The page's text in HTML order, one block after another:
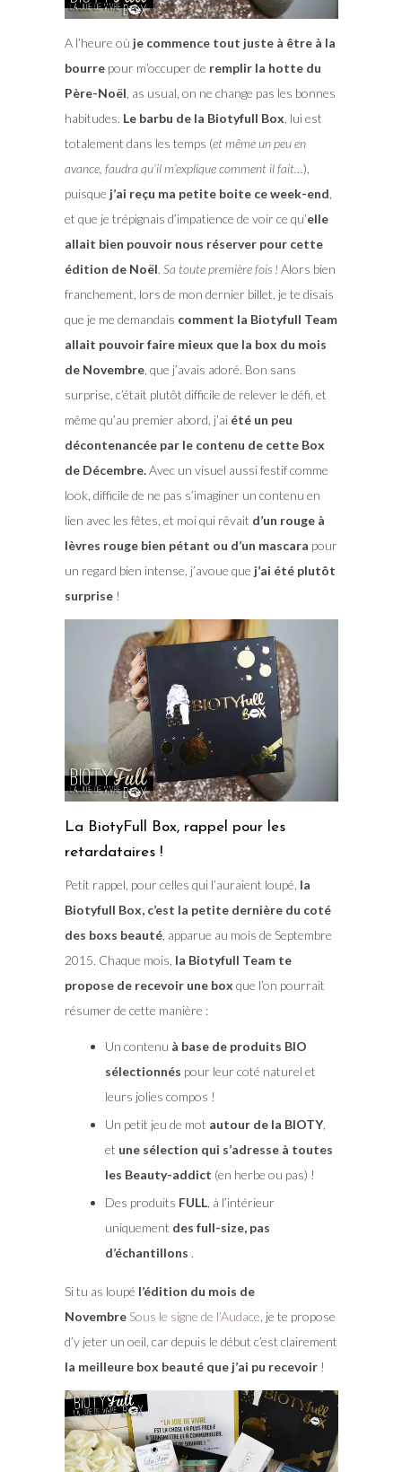
A l’heure où je commence tout juste à être à la
bourrepour m’occuper de remplir la hotte du
Père-Noël , as usual, on ne change pas les bonnes
habitudes. Le barbu de la Biotyfull Box , lui est
totalement dans les temps (et même un peu en
avance, faudra qu’il m’explique comment il fait…),
puisque j’ai reçu ma petite boite ce week-end
et que je trépignais d’impatience de voir ce qu’elle
allait bien pouvoir nous réserver pour cette
édition de Noël. Sa toute première fois !Alors bien
franchement, lors de mon dernier billet, je te disais
que je me demandais comment la Biotyfull Team
allait pouvoir faire mieux que la box du mois
de Novembre, que j’avais adoré. Bon sans
surprise, c’était plutôt difficile de relever le défi, et
même qu’au premier abord, j’aiété un peu
décontenancée par le contenu de cette Box
de Décembre.Avec un visuel aussi festif comme
look, difficile de ne pas s’imaginer un contenu en
lien avec les fêtes, et moi qui rêvait d’un rouge à
lèvres rouge bien pétant ou d’un mascara pour
un regard bien intense, j’avoue que j’ai été plutôt
surprise!
La BiotyFull Box, rappel pour les
retardataires !
Petit rappel, pour celles qui l’auraient loupé, la
Biotyfull Box, c’est la petite dernière du coté
des boxs beauté, apparue au mois de Septembre
2015. Chaque mois, la Biotyfull Team te
propose de recevoir une box que l’on pourrait
résumer de cette manière :
Un contenu à base de produits BIO
sélectionnés pour leur coté naturel et
leurs jolies compos !
Un petit jeu de mot autour de la BIOTY,
et une sélection qui s’adresse à toutes
les Beauty-addict (en herbe ou pas) !
Des produits FULL, à l’intérieur
uniquement des full-size, pas
d’échantillons .
Si tu as loupé l’édition du mois de
Novembre Sous le signe de l’Audace , je te propose
d’y jeter un oeil, car depuis le début c’est clairement
la meilleure box beauté que j’ai pu recevoir!